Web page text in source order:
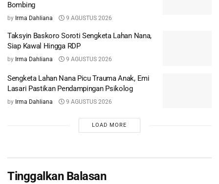
Bombing
by Irma Dahliana 9 AGUSTUS 2026
Taksyin Baskoro Soroti Sengketa Lahan Nana,
Siap Kawal Hingga RDP
by Irma Dahliana 9 AGUSTUS 2026
Sengketa Lahan Nana Picu Trauma Anak, Emi
Lasari Pastikan Pendampingan Psikolog
by Irma Dahliana 9 AGUSTUS 2026
LOAD MORE
Tinggalkan Balasan